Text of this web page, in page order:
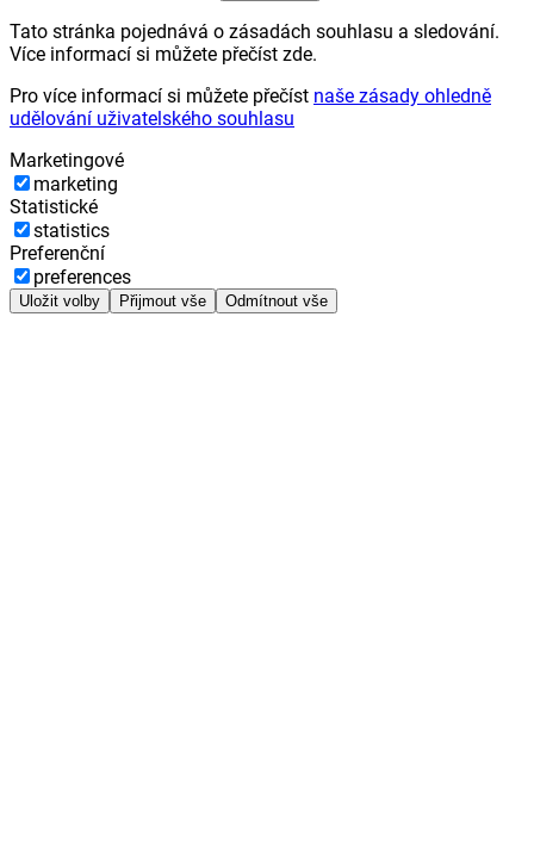
Tato stránka pojednává o zásadách souhlasu a sledování.
Více informací si můžete přečíst zde.
Pro více informací si můžete přečíst naše zásady ohledně
udělování uživatelského souhlasu
Marketingové
marketing
Statistické
statistics
Preferenční
preferences
Uložit volby Přijmout vše Odmítnout vše